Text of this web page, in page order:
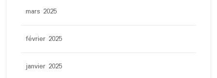
mars 2025
février 2025
janvier 2025